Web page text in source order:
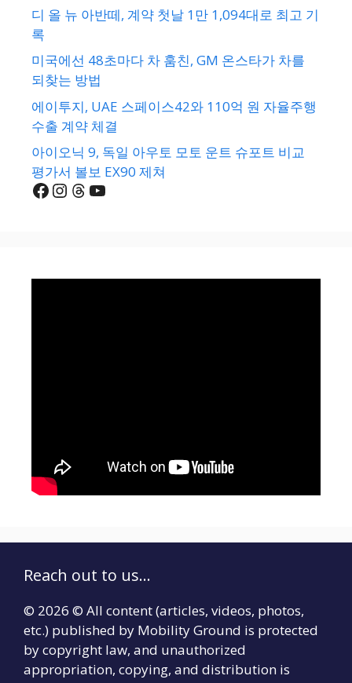
디 올 뉴 아반떼, 계약 첫날 1만 1,094대로 최고 기
록
미국에선 48초마다 차 훔친, GM 온스타가 차를
되찾는 방법
에이투지, UAE 스페이스42와 110억 원 자율주행
수출 계약 체결
아이오닉 9, 독일 아우토 모토 운트 슈포트 비교
평가서 볼보 EX90 제쳐
Facebook
Instagram
Threads
YouTube
Reach out to us...
© 2026 © All content (articles, videos, photos,
etc.) published by Mobility Ground is protected
by copyright law, and unauthorized
appropriation, copying, and distribution is